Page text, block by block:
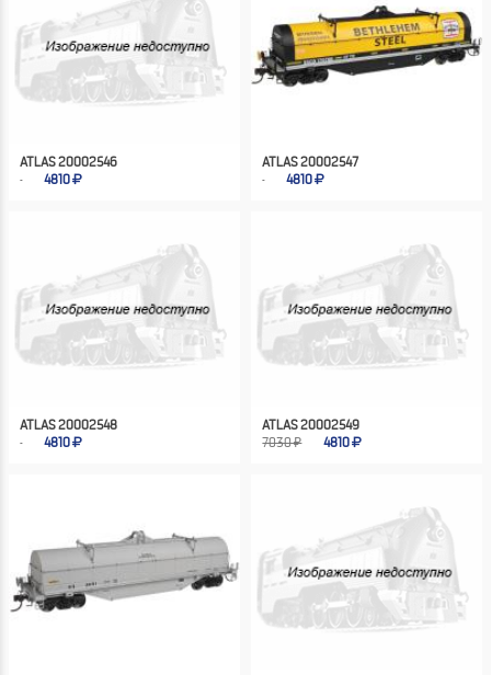
ATLAS 20002546
4810
ATLAS 20002547
4810
ATLAS 20002548
4810
ATLAS 20002549
7030 ₽
4810